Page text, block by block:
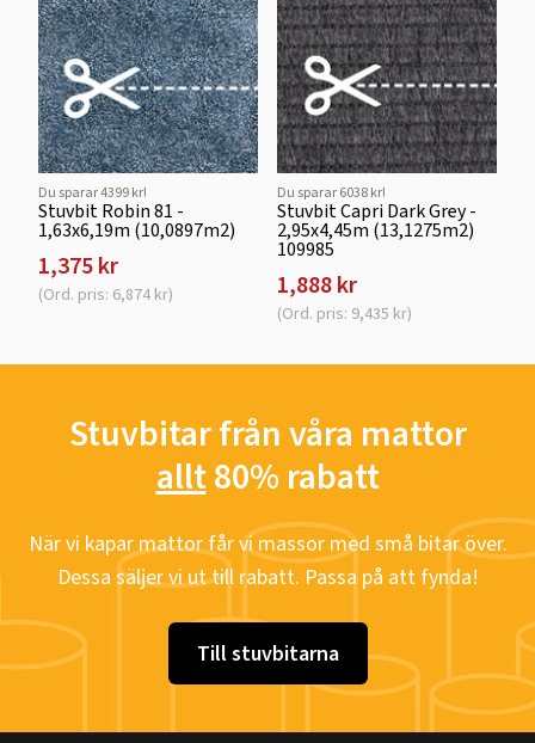
Du sparar 4399 kr!
Stuvbit Robin 81 -
1,63x6,19m (10,0897m2)
1,375 kr
(Ord. pris: 6,874 kr)
Du sparar 6038 kr!
Stuvbit Capri Dark Grey -
2,95x4,45m (13,1275m2)
109985
1,888 kr
(Ord. pris: 9,435 kr)
Stuvbitar från våra mattor
allt80% rabatt
När vi kapar mattor får vi massor med små bitar över.
Dessa säljer vi ut till rabatt. Passa på att fynda!
Till stuvbitarna